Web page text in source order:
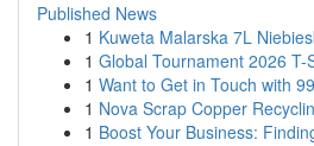
Published News
1 Kuweta Malarska 7L
1 Global Tournament 2026 T-
1 Want to Get in Touch with
1 Nova Scrap Copper
1 Boost Your Business: